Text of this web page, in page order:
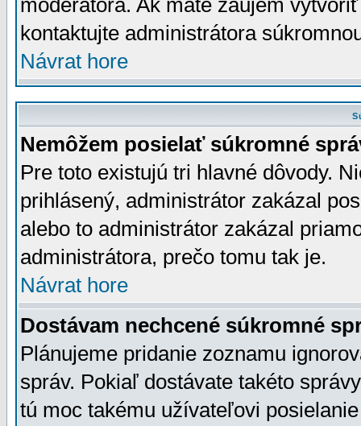
moderátora. Ak máte záujem
kontaktujte administrátora
Návrat hore
Nemôžem posielať súkromné
Pre toto existujú tri hlavné dôvody.
prihlásený, administrátor zakázal
alebo to administrátor zakázal
administrátora, prečo tomu tak je.
Návrat hore
Dostávam nechcené súkromné
Plánujeme pridanie zoznamu
správ. Pokiaľ dostávate takéto
tú moc takému užívateľovi